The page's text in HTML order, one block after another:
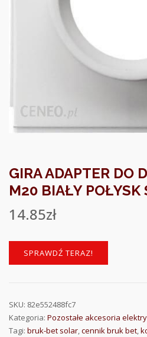
GIRA ADAPTER DO
M20 BIAŁY POŁYSK
14.85zł
SPRAWDŹ TERAZ!
SKU: 82e552488fc7
Kategoria: Pozostałe akcesoria
Tagi: bruk-bet solar,cennik bruk bet,